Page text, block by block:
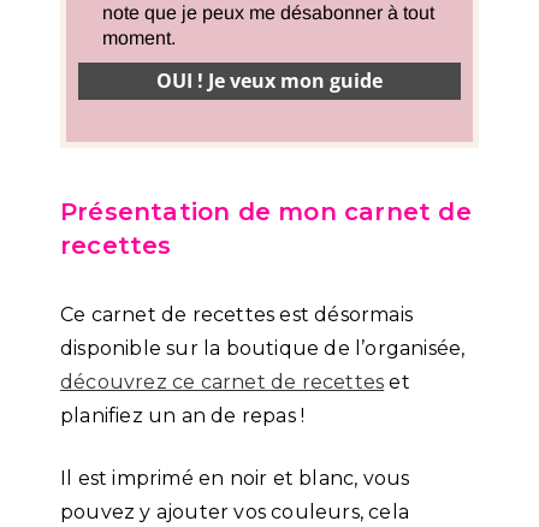
Présentation de mon carnet de
recettes
Ce carnet de recettes est désormais
disponible sur la boutique de l’organisée,
découvrez ce carnet de recettes et
planifiez un an de repas !
Il est imprimé en noir et blanc, vous
pouvez y ajouter vos couleurs, cela